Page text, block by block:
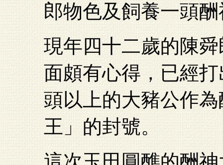
郎物色及飼養一頭
現年四十二歲的陳
面頗有心得，已經
頭以上的大豬公作
王」的封號。